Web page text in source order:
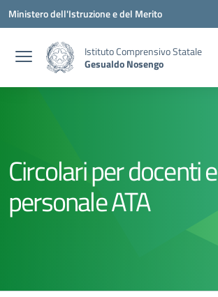
Vai ai contenuti
Vai al menu di navigazione
Vai al footer
Ministero dell'Istruzione e del Merito
Istituto Comprensivo Statale
Gesualdo Nosengo
Circolari per docenti e
personale ATA